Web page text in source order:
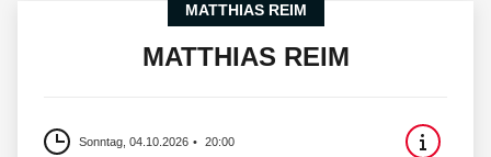
MATTHIAS REIM
MATTHIAS REIM
Sonntag, 04.10.2026 20:00